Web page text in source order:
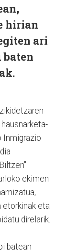
hirian
ari
Inmigrazio
ekimen
etorkinak eta
direlarik.
batean